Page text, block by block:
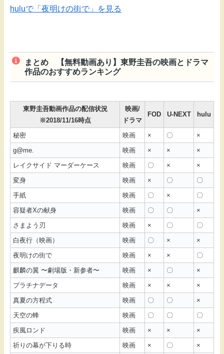
huluで「夜明けの街で」を見る
まとめ 【無料動画あり】東野圭吾の映画とドラマ
作品のおすすめランキング
東野圭吾動画作品の配信状況
※2018/11/16時点
映画/
ドラマ
FOD U-NEXT hulu
秘密 映画 × 〇
×
g@me.
映画 × ×
×
レイクサイド マーダーケース
映画 〇 ×
×
変身
映画 × 〇
〇
手紙
映画 〇 ×
〇
容疑者Xの献身
映画 〇 〇
×
さまよう刃
映画 × 〇
〇
白夜行（映画）
映画 〇 ×
×
夜明けの街で
映画 × ×
〇
麒麟の翼 〜劇場版・新参者〜
映画 × 〇
×
プラチナデータ
映画 × ×
×
真夏の方程式
映画 〇 〇
×
天空の蜂
映画 〇 〇
〇
疾風ロンド
映画 × ×
×
祈りの幕が下りる時
映画 × 〇
×